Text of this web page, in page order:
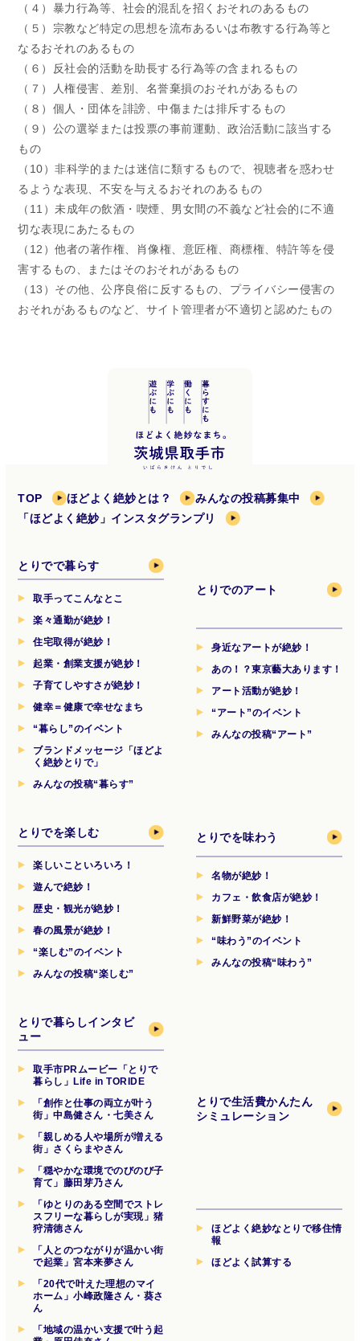
（４）暴力行為等、社会的混乱を招くおそれのあるもの
（５）宗教など特定の思想を流布あるいは布教する行為等と
なるおそれのあるもの
（６）反社会的活動を助長する行為等の含まれるもの
（７）人権侵害、差別、名誉棄損のおそれがあるもの
（８）個人・団体を誹謗、中傷または排斥するもの
（９）公の選挙または投票の事前運動、政治活動に該当する
もの
（10）非科学的または迷信に類するもので、視聴者を惑わせ
るような表現、不安を与えるおそれのあるもの
（11）未成年の飲酒・喫煙、男女間の不義など社会的に不適
切な表現にあたるもの
（12）他者の著作権、肖像権、意匠権、商標権、特許等を侵
害するもの、またはそのおそれがあるもの
（13）その他、公序良俗に反するもの、プライバシー侵害の
おそれがあるものなど、サイト管理者が不適切と認めたもの
TOP ほどよく絶妙とは？
みんなの投稿募集中
「ほどよく絶妙」インスタグランプリ
とりでで暮らす
取手ってこんなとこ
楽々通勤が絶妙！
住宅取得が絶妙！
起業・創業支援が絶妙！
子育てしやすさが絶妙！
健幸＝健康で幸せなまち
“暮らし”のイベント
ブランドメッセージ「ほどよ
く絶妙とりで」
みんなの投稿“暮らす”
とりでのアート
身近なアートが絶妙！
あの！？東京藝大あります！
アート活動が絶妙！
“アート”のイベント
みんなの投稿“アート”
とりでを楽しむ
楽しいこといろいろ！
遊んで絶妙！
歴史・観光が絶妙！
春の風景が絶妙！
“楽しむ”のイベント
みんなの投稿“楽しむ”
とりでを味わう
名物が絶妙！
カフェ・飲食店が絶妙！
新鮮野菜が絶妙！
“味わう”のイベント
みんなの投稿“味わう”
とりで暮らしインタビ
ュー
取手市PRムービー「とりで
暮らし」Life in TORIDE
「創作と仕事の両立が叶う
街」中島健さん・七美さん
「親しめる人や場所が増える
街」さくらまやさん
「穏やかな環境でのびのび子
育て」藤田芽乃さん
「ゆとりのある空間でストレ
スフリーな暮らしが実現」猪
狩清徳さん
「人とのつながりが温かい街
で起業」宮本来夢さん
「20代で叶えた理想のマイ
ホーム」小峰政隆さん・葵さ
ん
「地域の温かい支援で叶う起
とりで生活費かんたん
シミュレーション
ほどよく絶妙なとりで移住情
報
ほどよく試算する